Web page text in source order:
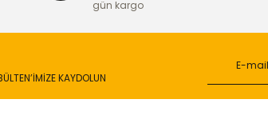
gün kargo
KAYDOLUN